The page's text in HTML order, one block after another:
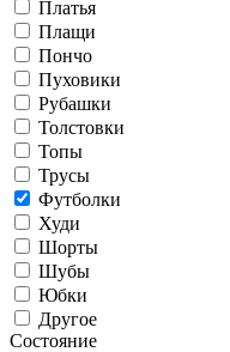
Платья
Плащи
Пончо
Пуховики
Рубашки
Толстовки
Топы
Трусы
Футболки
Худи
Шорты
Шубы
Юбки
Другое
Состояние